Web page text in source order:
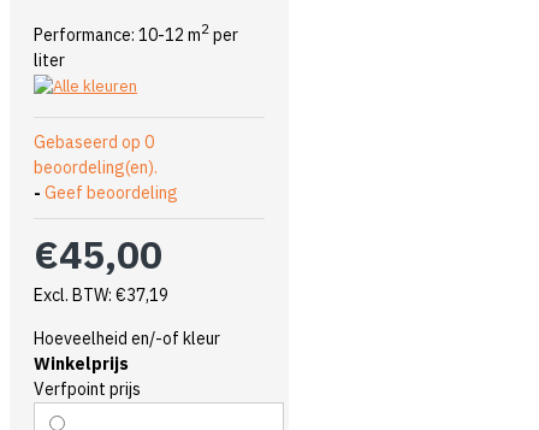
Performance: 10-12 m2 per
liter
Gebaseerd op 0
beoordeling(en).
- Geef beoordeling
€45,00
Excl. BTW: €37,19
Hoeveelheid en/-of kleur
Winkelprijs
Verfpoint prijs